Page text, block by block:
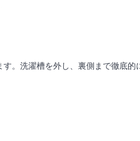
。洗濯槽を外し、裏側まで徹底的